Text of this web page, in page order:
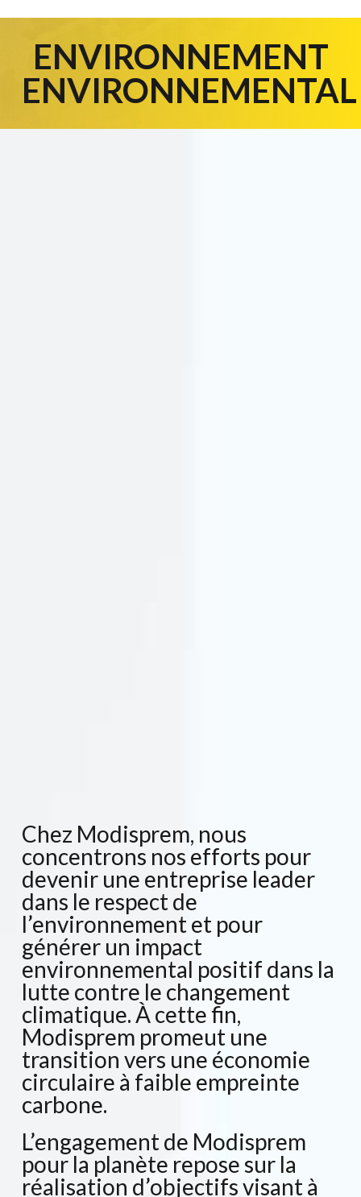
ENVIRONNEMENT
ENVIRONNEMENTAL
Chez Modisprem, nous
concentrons nos efforts pour
devenir une entreprise leader
dans le respect de
l’environnement et pour
générer un impact
environnemental positif dans la
lutte contre le changement
climatique. À cette fin,
Modisprem promeut une
transition vers une économie
circulaire à faible empreinte
carbone.
L’engagement de Modisprem
pour la planète repose sur la
réalisation d’objectifs visant à